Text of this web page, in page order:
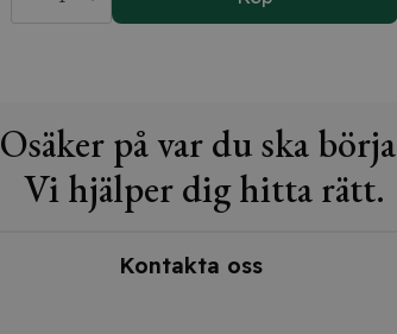
Osäker på var du ska
Vi hjälper dig hitta rätt.
Kontakta oss